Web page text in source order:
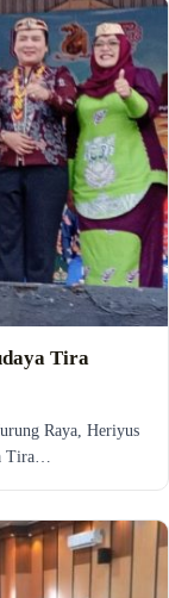
Tira
Raya, Heriyus
Tira…